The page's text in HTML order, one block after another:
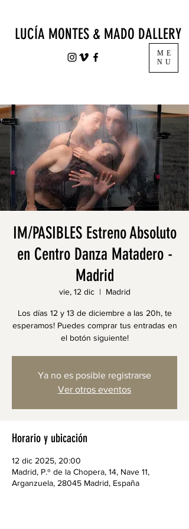
LUCÍA MONTES & MADO DALLERY
ME
NU
IM/PASIBLES Estreno Absoluto
en Centro Danza Matadero -
Madrid
vie, 12 dic
  |
Madrid
Los días 12 y 13 de diciembre a las 20h, te
esperamos! Puedes comprar tus entradas en
el botón siguiente!
Ya no es posible registrarse
Ver otros eventos
Horario y ubicación
12 dic 2025, 20:00
Madrid, P.º de la Chopera, 14, Nave 11,
Arganzuela, 28045 Madrid, España